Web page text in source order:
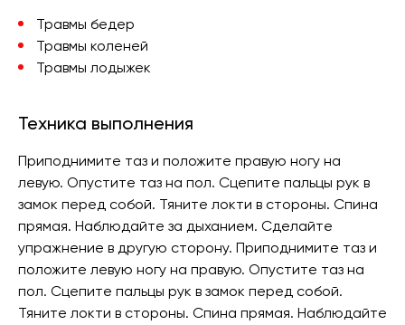
Травмы бедер
Травмы коленей
Травмы лодыжек
Техника выполнения
Приподнимите таз и положите правую ногу на
левую. Опустите таз на пол. Сцепите пальцы рук в
замок перед собой. Тяните локти в стороны. Спина
прямая. Наблюдайте за дыханием. Сделайте
упражнение в другую сторону. Приподнимите таз и
положите левую ногу на правую. Опустите таз на
пол. Сцепите пальцы рук в замок перед собой.
Тяните локти в стороны. Спина прямая. Наблюдайте